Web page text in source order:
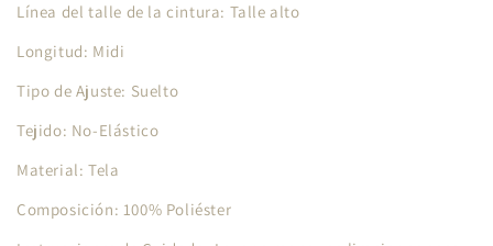
Línea del talle de la cintura: Talle alto
Longitud: Midi
Tipo de Ajuste: Suelto
Tejido: No-Elástico
Material: Tela
Composición: 100% Poliéster